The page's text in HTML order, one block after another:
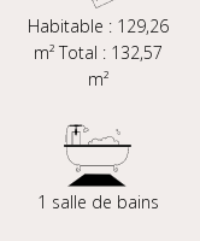
Habitable : 129,26
m² Total : 132,57
m²
1 salle de bains